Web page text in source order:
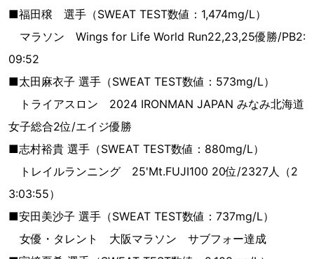
■福田穣 選手（SWEAT TEST数値：1,474mg/L）
マラソン Wings for Life World Run22,23,25優勝/PB2:
09:52
■太田麻衣子 選手（SWEAT TEST数値：573mg/L）
トライアスロン 2024 IRONMAN JAPAN みなみ北海道
女子総合2位/エイジ優勝
■志村裕貴 選手（SWEAT TEST数値：880mg/L）
トレイルランニング 25'Mt.FUJI100 20位/2327人（2
3:03:55）
■安田美沙子 選手（SWEAT TEST数値：737mg/L）
女優・タレント 大阪マラソン サブフォー達成